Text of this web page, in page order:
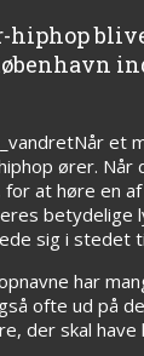
hiphop
Når et
ører.
at høre en
betydelige
sig i stedet
har
ofte ud på
der skal